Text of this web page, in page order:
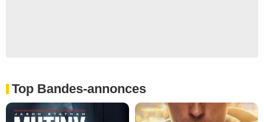
Top Bandes-annonces